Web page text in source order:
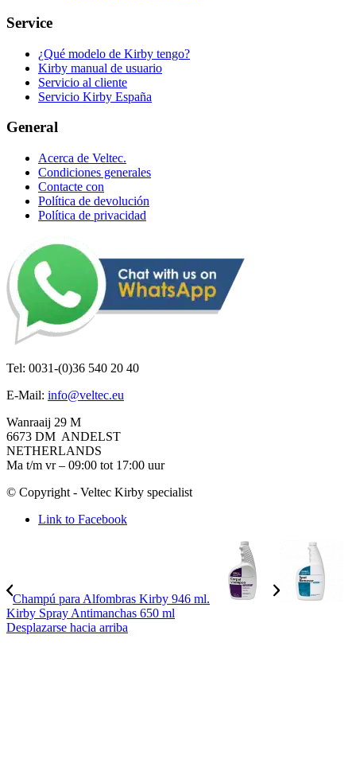
Service
¿Qué modelo de Kirby tengo?
Kirby manual de usuario
Servicio al cliente
Servicio Kirby España
General
Acerca de Veltec.
Condiciones generales
Contacte con
Política de devolución
Política de privacidad
Tel: 0031-(0)36 540 20 40
E-Mail: info@veltec.eu
Wanraaij 29 M
6673 DM ANDELST
NETHERLANDS
Ma t/m vr – 09:00 tot 17:00 uur
© Copyright - Veltec Kirby specialist
Link to Facebook
Champú para Alfombras Kirby 946 ml.
Kirby Spray Antimanchas 650 ml
Desplazarse hacia arriba